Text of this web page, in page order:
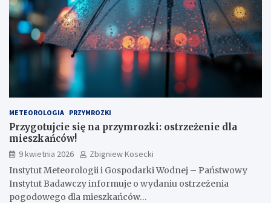
METEOROLOGIA PRZYMROZKI
Przygotujcie się na przymrozki: ostrzeżenie dla
mieszkańców!
9 kwietnia 2026
Zbigniew Kosecki
Instytut Meteorologii i Gospodarki Wodnej – Państwowy
Instytut Badawczy informuje o wydaniu ostrzeżenia
pogodowego dla mieszkańców…